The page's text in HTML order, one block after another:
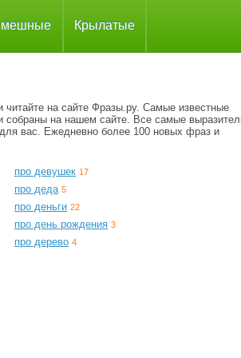
Крылатые
на сайте Фразы.ру. Самые известные
собраны на нашем сайте. Все самые
вас. Ежедневно более 100 новых фраз и
про девушек 17
про деда 5
про деньги 22
про день рождения 3
про дерево 4